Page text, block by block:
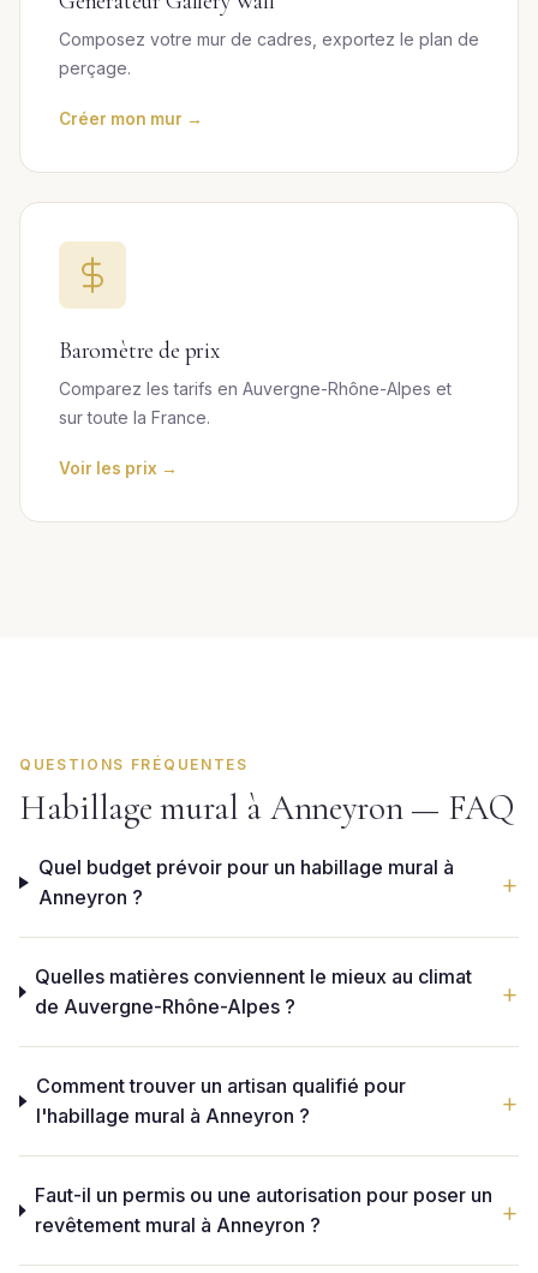
Composez votre mur de cadres, exportez le plan de
perçage.
Créer mon mur →
Baromètre de prix
Comparez les tarifs en Auvergne-Rhône-Alpes et
sur toute la France.
Voir les prix →
QUESTIONS FRÉQUENTES
Habillage mural à Anneyron — FAQ
Quel budget prévoir pour un habillage mural à
Anneyron ?
Quelles matières conviennent le mieux au climat
de Auvergne-Rhône-Alpes ?
Comment trouver un artisan qualifié pour
l'habillage mural à Anneyron ?
Faut-il un permis ou une autorisation pour poser un
revêtement mural à Anneyron ?